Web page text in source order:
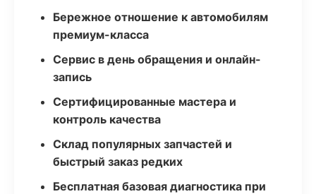
Бережное отношение к автомобилям
премиум-класса
Сервис в день обращения и онлайн-
запись
Сертифицированные мастера и
контроль качества
Склад популярных запчастей и
быстрый заказ редких
Бесплатная базовая диагностика при